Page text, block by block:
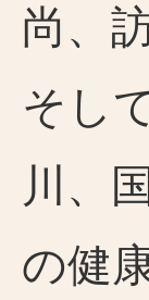
尚、
そし
川、
の健